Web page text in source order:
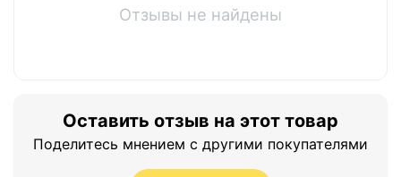
Отзывы не найдены
Оставить отзыв на этот товар
Поделитесь мнением с другими покупателями